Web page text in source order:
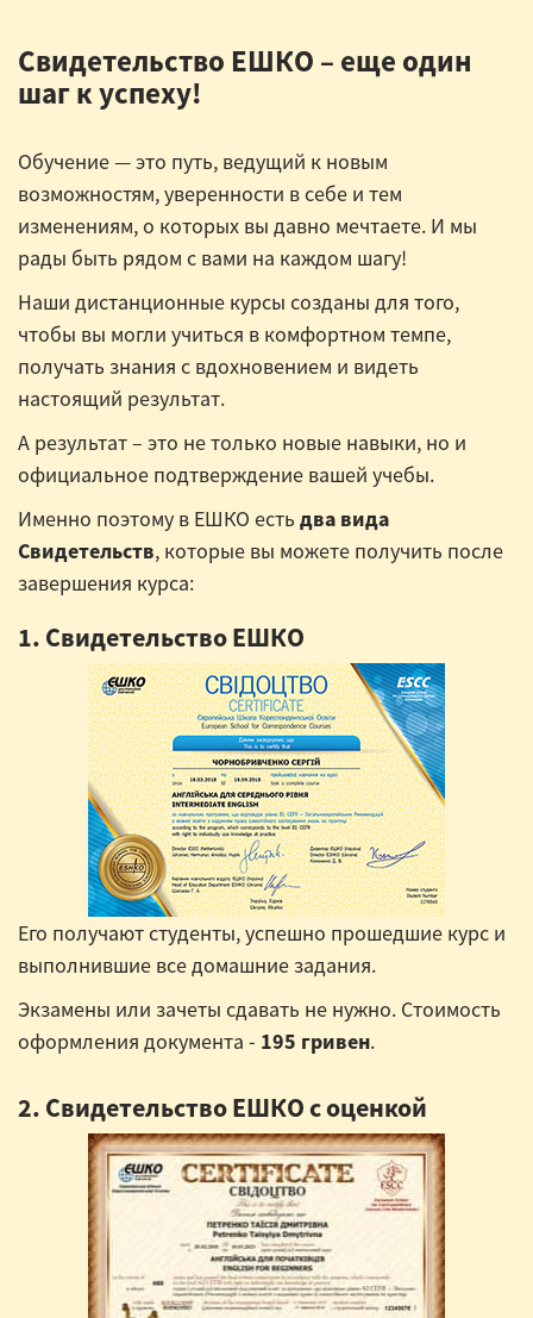
Свидетельство ЕШКО – еще один
шаг к успеху!
Обучение — это путь, ведущий к новым
возможностям, уверенности в себе и тем
изменениям, о которых вы давно мечтаете. И мы
рады быть рядом с вами на каждом шагу!
Наши дистанционные курсы созданы для того,
чтобы вы могли учиться в комфортном темпе,
получать знания с вдохновением и видеть
настоящий результат.
А результат – это не только новые навыки, но и
официальное подтверждение вашей учебы.
Именно поэтому в ЕШКО есть два вида
Свидетельств, которые вы можете получить после
завершения курса:
1. Свидетельство ЕШКО
Его получают студенты, успешно прошедшие курс и
выполнившие все домашние задания.
Экзамены или зачеты сдавать не нужно. Стоимость
оформления документа - 195 гривен.
2. Свидетельство ЕШКО с оценкой